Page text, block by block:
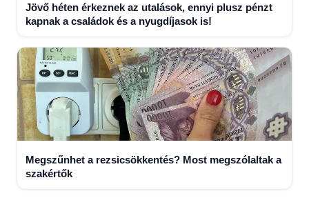
Jövő héten érkeznek az utalások, ennyi plusz pénzt
kapnak a családok és a nyugdíjasok is!
Megszűnhet a rezsicsökkentés? Most megszólaltak a
szakértők